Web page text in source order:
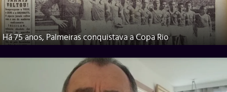
Há 75 anos, Palmeiras conquistava a Copa Rio